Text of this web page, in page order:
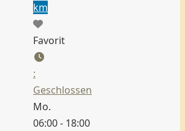
km
Favorit
:
Geschlossen
Mo.
06:00 - 18:00